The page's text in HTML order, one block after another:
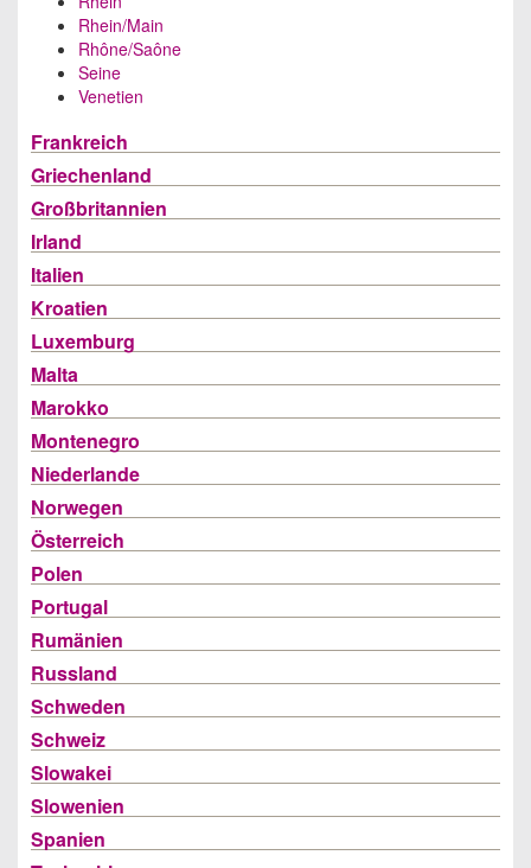
Rhein/Main
Rhône/Saône
Seine
Venetien
Frankreich
Griechenland
Großbritannien
Irland
Italien
Kroatien
Luxemburg
Malta
Marokko
Montenegro
Niederlande
Norwegen
Österreich
Polen
Portugal
Rumänien
Russland
Schweden
Schweiz
Slowakei
Slowenien
Spanien